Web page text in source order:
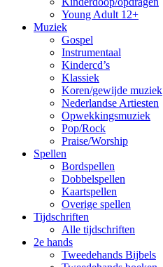
Young Adult 12+
Muziek
Gospel
Instrumentaal
Kindercd’s
Klassiek
Koren/gewijde muziek
Nederlandse Artiesten
Opwekkingsmuziek
Pop/Rock
Praise/Worship
Spellen
Bordspellen
Dobbelspellen
Kaartspellen
Overige spellen
Tijdschriften
Alle tijdschriften
2e hands
Tweedehands Bijbels